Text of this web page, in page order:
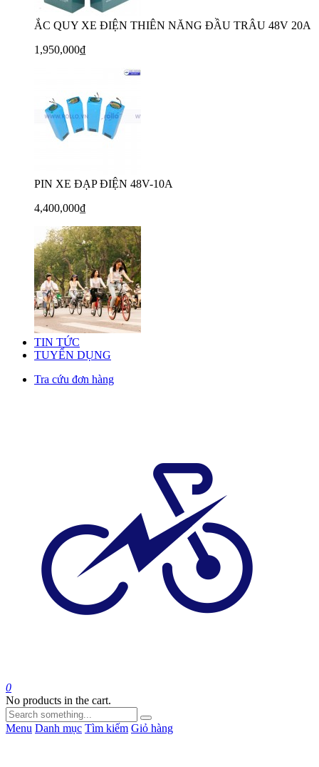
ẮC QUY XE ĐIỆN THIÊN NĂNG ĐẦU TRÂU 48V 20A
1,950,000₫
PIN XE ĐẠP ĐIỆN 48V-10A
4,400,000₫
TIN TỨC
TUYỂN DỤNG
Tra cứu đơn hàng
0
No products in the cart.
Menu Danh mục Tìm kiếm Giỏ hàng